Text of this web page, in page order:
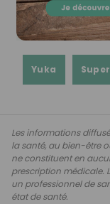
Yuka
Les informations
la santé, au bien-être
ne constituent en
prescription médicale.
un professionnel de
état de santé.